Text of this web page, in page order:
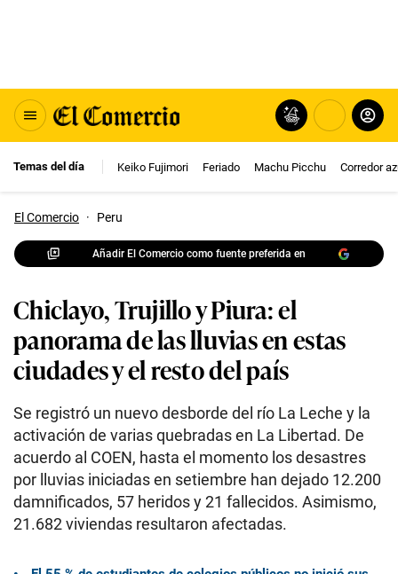
Temas del día Keiko Fujimori Feriado Machu Picchu Corredor
El Comercio · Peru
Añadir El Comercio como fuente preferida en
Chiclayo, Trujillo y Piura: el
panorama de las lluvias en estas
ciudades y el resto del país
Se registró un nuevo desborde del río La Leche y la
activación de varias quebradas en La Libertad. De
acuerdo al COEN, hasta el momento los desastres
por lluvias iniciadas en setiembre han dejado 12.200
damnificados, 57 heridos y 21 fallecidos. Asimismo,
21.682 viviendas resultaron afectadas.